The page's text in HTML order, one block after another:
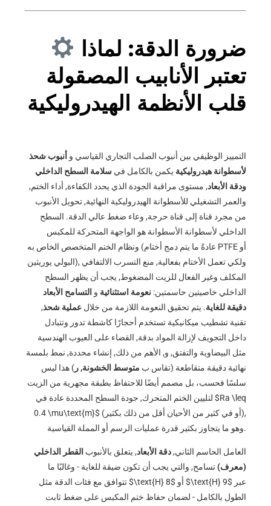
تعتبر الأنابيب المصقولة
قلب الأنظمة الهيدروليكية
التمييز الوظيفي بين أنبوب الصلب التجاري القياسي و أنبوب شحذ
لأسطوانة هيدروليكية يكمن بالكامل فيسلامة السطح الداخلي
ودقة الأبعاد, مستوى مراقبة الجودة الذي يحدد الكفاءة, أداء الختم,
والعمر التشغيلي للأسطوانة الهيدروليكية النهائية, تحويل الأنبوب
من مجرد قناة إلى قناة حرجة, وعاء ضغط عالي الدقة. السطح
الداخلي لأسطوانة الأسطوانة هو الواجهة المتحركة للمكبس
ونظام الختم المتخصص الخاص به (عادةً ما يتم دمج أختام PTFE أو
البولي يوريثين), ولكي تعمل الأختام بفعالية, منع التسرب الالتفافي
المكلف وغير الفعال للزيت المضغوط, يجب أن يظهر السطح
الداخلي خاصيتين حاسمتين:نعومة استثنائية و التسامح الأبعاد
دقيقة للغاية. يتم تحقيق النعومة اللازمة من خلالعملية شحذ,
تقنية تشطيب ميكانيكية تستخدم أحجارًا كاشطة تدور وتتبادل
داخل التجويف لإزالة المواد بدقة, القضاء على العيوب الهندسية
مثل البيضاوية والتفتق, و, الأهم من ذلك, إنشاء محددة, نمط بلمسة
نهائية دقيقة متقاطعة (تقاس ب متوسط ​​الخشونة, ر) هذا ليس
سلسًا فحسب، بل مصمم أيضًا للاحتفاظ بطبقة مجهرية من الزيت
$Ra \leq
0.4 \mu\text{m}$ (أو في كثير من الأحيان أقل من ذلك بكثير),
وهو ما يتجاوز بكثير قدرة عمليات الرسم أو المملة القياسية.
العامل الحاسم الثاني,دقة الأبعاد, يتعلق بالأنبوب القطر الداخلي
(معرف)تسامح, والتي يجب أن تكون ضيقة للغاية - وغالبًا ما
تتوافق مع فئات الدقة مثل$\text{H} 8$ $\text{H} 9$
الطول بالكامل - لضمان حفاظ ختم المكبس على ضغط ثابت